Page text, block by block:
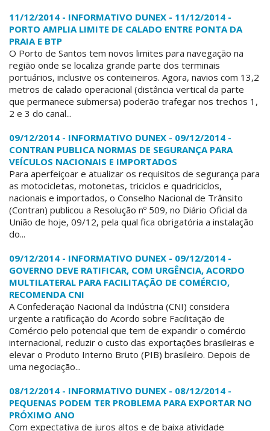
11/12/2014 - INFORMATIVO DUNEX - 11/12/2014 -
PORTO AMPLIA LIMITE DE CALADO ENTRE PONTA DA
PRAIA E BTP
O Porto de Santos tem novos limites para navegação na
região onde se localiza grande parte dos terminais
portuários, inclusive os conteineiros. Agora, navios com 13,2
metros de calado operacional (distância vertical da parte
que permanece submersa) poderão trafegar nos trechos 1,
2 e 3 do canal...
09/12/2014 - INFORMATIVO DUNEX - 09/12/2014 -
CONTRAN PUBLICA NORMAS DE SEGURANÇA PARA
VEÍCULOS NACIONAIS E IMPORTADOS
Para aperfeiçoar e atualizar os requisitos de segurança para
as motocicletas, motonetas, triciclos e quadriciclos,
nacionais e importados, o Conselho Nacional de Trânsito
(Contran) publicou a Resolução nº 509, no Diário Oficial da
União de hoje, 09/12, pela qual fica obrigatória a instalação
do...
09/12/2014 - INFORMATIVO DUNEX - 09/12/2014 -
GOVERNO DEVE RATIFICAR, COM URGÊNCIA, ACORDO
MULTILATERAL PARA FACILITAÇÃO DE COMÉRCIO,
RECOMENDA CNI
A Confederação Nacional da Indústria (CNI) considera
urgente a ratificação do Acordo sobre Facilitação de
Comércio pelo potencial que tem de expandir o comércio
internacional, reduzir o custo das exportações brasileiras e
elevar o Produto Interno Bruto (PIB) brasileiro. Depois de
uma negociação...
08/12/2014 - INFORMATIVO DUNEX - 08/12/2014 -
PEQUENAS PODEM TER PROBLEMA PARA EXPORTAR NO
PRÓXIMO ANO
Com expectativa de juros altos e de baixa atividade